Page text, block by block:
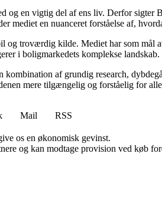
og en vigtig del af ens liv. Derfor sigter
mediet en nuanceret forståelse af,
troværdig kilde. Mediet har som mål
i boligmarkedets komplekse landskab.
af grundig research,
mere tilgængelig og forståelig for
Mail
RSS
os en økonomisk gevinst.
og kan modtage provision ved køb